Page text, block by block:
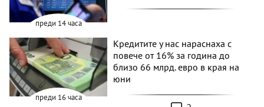
преди 14 часа
преди 16 часа
Кредитите у нас нараснаха с
повече от 16% за година до
близо 66 млрд. евро в края на
юни